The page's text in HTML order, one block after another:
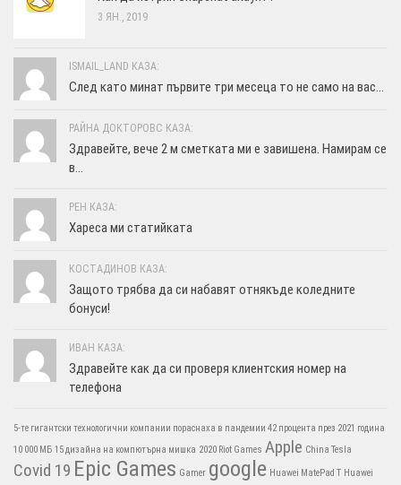
3 ЯН., 2019
ISMAIL_LAND КАЗА:
След като минат първите три месеца то не само на вас...
РАЙНА ДОКТОРОВС КАЗА:
Здравейте, вече 2 м сметката ми е завишена. Намирам се
в...
РЕН КАЗА:
Хареса ми статийката
КОСТАДИНОВ КАЗА:
Защото трябва да си набавят отнякъде коледните
бонуси!
ИВАН КАЗА:
Здравейте как да си проверя клиентския номер на
телефона
5-те гигантски технологични компании пораснаха в пандемии 42 процента през 2021 година
10 000 МБ 15 дизайна на компютърна мишка 2020 Riot Games Apple China Tesla
Covid 19 Epic Games Gamer google Huawei MatePad T Huawei